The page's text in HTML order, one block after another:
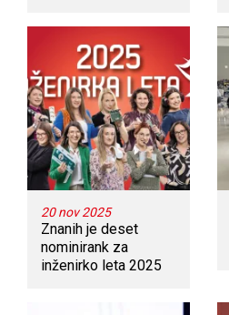
20 nov 2025
Znanih je deset
nominirank za
inženirko leta 2025